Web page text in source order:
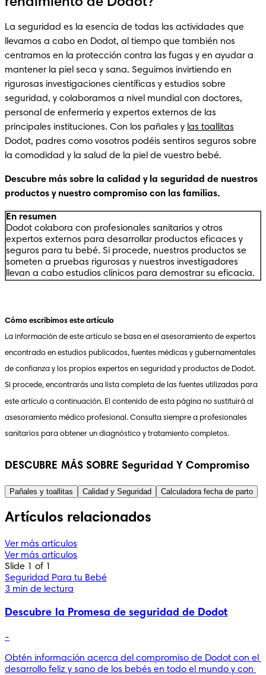
La seguridad es la esencia de todas las actividades que
llevamos a cabo en Dodot, al tiempo que también nos
centramos en la protección contra las fugas y en ayudar a
mantener la piel seca y sana. Seguimos invirtiendo en
rigurosas investigaciones científicas y estudios sobre
seguridad, y colaboramos a nivel mundial con doctores,
personal de enfermería y expertos externos de las
principales instituciones. Con los pañales y las toallitas
Dodot, padres como vosotros podéis sentiros seguros sobre
la comodidad y la salud de la piel de vuestro bebé.
Descubre más sobre la calidad y la seguridad de nuestros
productos y nuestro compromiso con las familias.
En resumen
Dodot colabora con profesionales sanitarios y otros
expertos externos para desarrollar productos eficaces y
seguros para tu bebé. Si procede, nuestros productos se
someten a pruebas rigurosas y nuestros investigadores
llevan a cabo estudios clínicos para demostrar su eficacia.
Cómo escribimos este artículo
La información de este artículo se basa en el asesoramiento de expertos
encontrado en estudios publicados, fuentes médicas y gubernamentales
de confianza y los propios expertos en seguridad y productos de Dodot.
Si procede, encontrarás una lista completa de las fuentes utilizadas para
este artículo a continuación. El contenido de esta página no sustituirá al
asesoramiento médico profesional. Consulta siempre a profesionales
sanitarios para obtener un diagnóstico y tratamiento completos.
DESCUBRE MÁS SOBRE Seguridad Y Compromiso
Pañales y toallitas Calidad y Seguridad Calculadora fecha de parto
Artículos relacionados
Ver más artículos
Ver más artículos
Slide 1 of 1
Seguridad Para tu Bebé
3 min de lectura
Descubre la Promesa de seguridad de Dodot
-
Obtén información acerca del compromiso de Dodot con el
desarrollo feliz y sano de los bebés en todo el mundo y con